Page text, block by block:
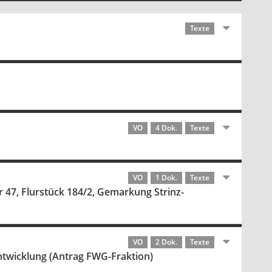
Texte
VO 4 Dok. Texte
VO 1 Dok. Texte
Flurstück 184/2, Gemarkung Strinz-
VO 2 Dok. Texte
(Antrag FWG-Fraktion)